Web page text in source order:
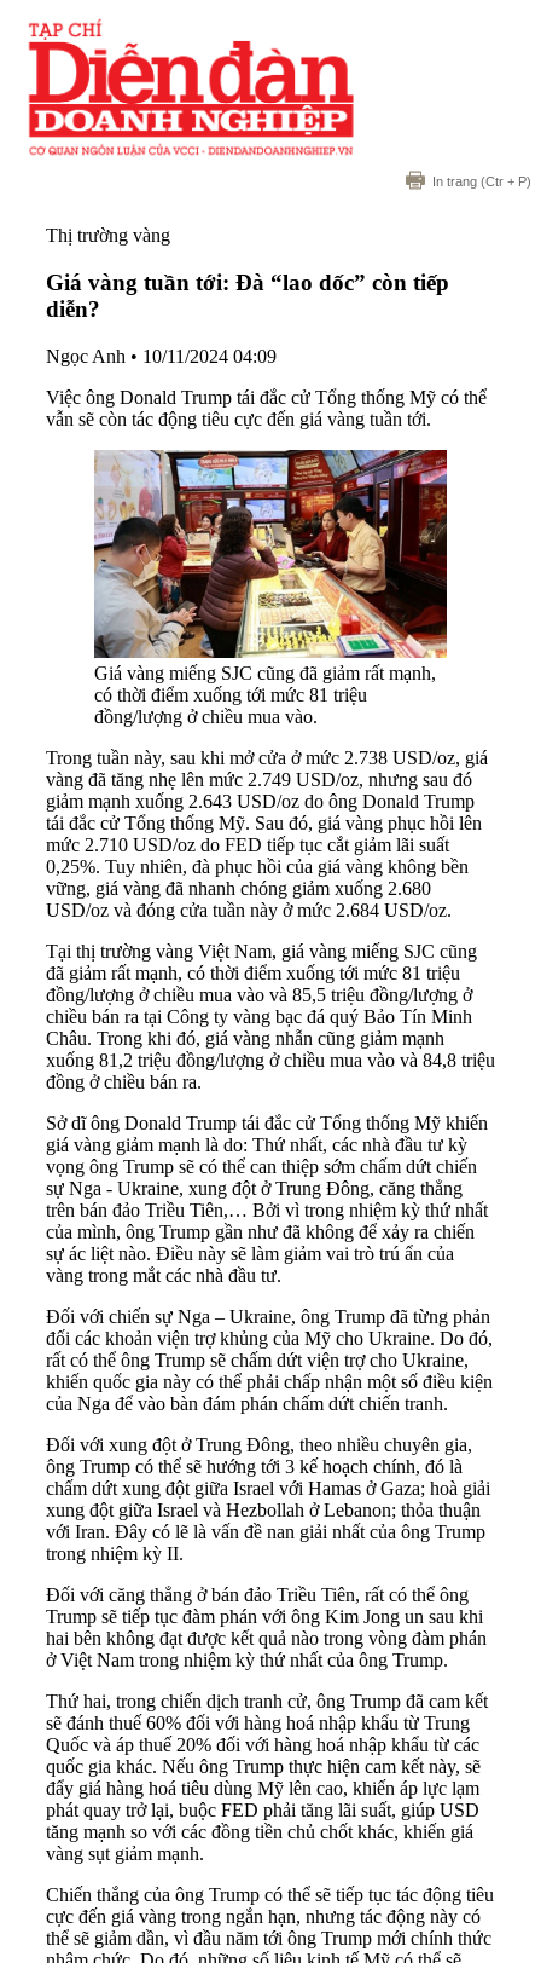
In trang (Ctr + P)
Thị trường vàng
Giá vàng tuần tới: Đà “lao dốc” còn tiếp
diễn?
Ngọc Anh • 10/11/2024 04:09
Việc ông Donald Trump tái đắc cử Tổng thống Mỹ có thể
vẫn sẽ còn tác động tiêu cực đến giá vàng tuần tới.
Giá vàng miếng SJC cũng đã giảm rất mạnh,
có thời điểm xuống tới mức 81 triệu
đồng/lượng ở chiều mua vào.
Trong tuần này, sau khi mở cửa ở mức 2.738 USD/oz, giá
vàng đã tăng nhẹ lên mức 2.749 USD/oz, nhưng sau đó
giảm mạnh xuống 2.643 USD/oz do ông Donald Trump
tái đắc cử Tổng thống Mỹ. Sau đó, giá vàng phục hồi lên
mức 2.710 USD/oz do FED tiếp tục cắt giảm lãi suất
0,25%. Tuy nhiên, đà phục hồi của giá vàng không bền
vững, giá vàng đã nhanh chóng giảm xuống 2.680
USD/oz và đóng cửa tuần này ở mức 2.684 USD/oz.
Tại thị trường vàng Việt Nam, giá vàng miếng SJC cũng
đã giảm rất mạnh, có thời điểm xuống tới mức 81 triệu
đồng/lượng ở chiều mua vào và 85,5 triệu đồng/lượng ở
chiều bán ra tại Công ty vàng bạc đá quý Bảo Tín Minh
Châu. Trong khi đó, giá vàng nhẫn cũng giảm mạnh
xuống 81,2 triệu đồng/lượng ở chiều mua vào và 84,8 triệu
đồng ở chiều bán ra.
Sở dĩ ông Donald Trump tái đắc cử Tổng thống Mỹ khiến
giá vàng giảm mạnh là do: Thứ nhất, các nhà đầu tư kỳ
vọng ông Trump sẽ có thể can thiệp sớm chấm dứt chiến
sự Nga - Ukraine, xung đột ở Trung Đông, căng thẳng
trên bán đảo Triều Tiên,… Bởi vì trong nhiệm kỳ thứ nhất
của mình, ông Trump gần như đã không để xảy ra chiến
sự ác liệt nào. Điều này sẽ làm giảm vai trò trú ẩn của
vàng trong mắt các nhà đầu tư.
Đối với chiến sự Nga – Ukraine, ông Trump đã từng phản
đối các khoản viện trợ khủng của Mỹ cho Ukraine. Do đó,
rất có thể ông Trump sẽ chấm dứt viện trợ cho Ukraine,
khiến quốc gia này có thể phải chấp nhận một số điều kiện
của Nga để vào bàn đám phán chấm dứt chiến tranh.
Đối với xung đột ở Trung Đông, theo nhiều chuyên gia,
ông Trump có thể sẽ hướng tới 3 kế hoạch chính, đó là
chấm dứt xung đột giữa Israel với Hamas ở Gaza; hoà giải
xung đột giữa Israel và Hezbollah ở Lebanon; thỏa thuận
với Iran. Đây có lẽ là vấn đề nan giải nhất của ông Trump
trong nhiệm kỳ II.
Đối với căng thẳng ở bán đảo Triều Tiên, rất có thể ông
Trump sẽ tiếp tục đàm phán với ông Kim Jong un sau khi
hai bên không đạt được kết quả nào trong vòng đàm phán
ở Việt Nam trong nhiệm kỳ thứ nhất của ông Trump.
Thứ hai, trong chiến dịch tranh cử, ông Trump đã cam kết
sẽ đánh thuế 60% đối với hàng hoá nhập khẩu từ Trung
Quốc và áp thuế 20% đối với hàng hoá nhập khẩu từ các
quốc gia khác. Nếu ông Trump thực hiện cam kết này, sẽ
đẩy giá hàng hoá tiêu dùng Mỹ lên cao, khiến áp lực lạm
phát quay trở lại, buộc FED phải tăng lãi suất, giúp USD
tăng mạnh so với các đồng tiền chủ chốt khác, khiến giá
vàng sụt giảm mạnh.
Chiến thắng của ông Trump có thể sẽ tiếp tục tác động tiêu
cực đến giá vàng trong ngắn hạn, nhưng tác động này có
thể sẽ giảm dần, vì đầu năm tới ông Trump mới chính thức